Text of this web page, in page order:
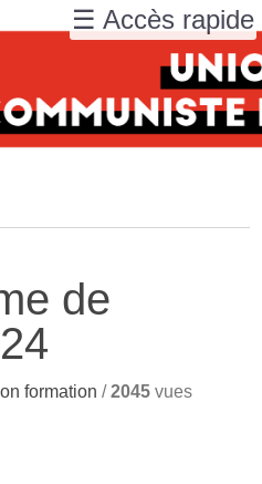
de
formation /2045 vues
☰ Accès rapide